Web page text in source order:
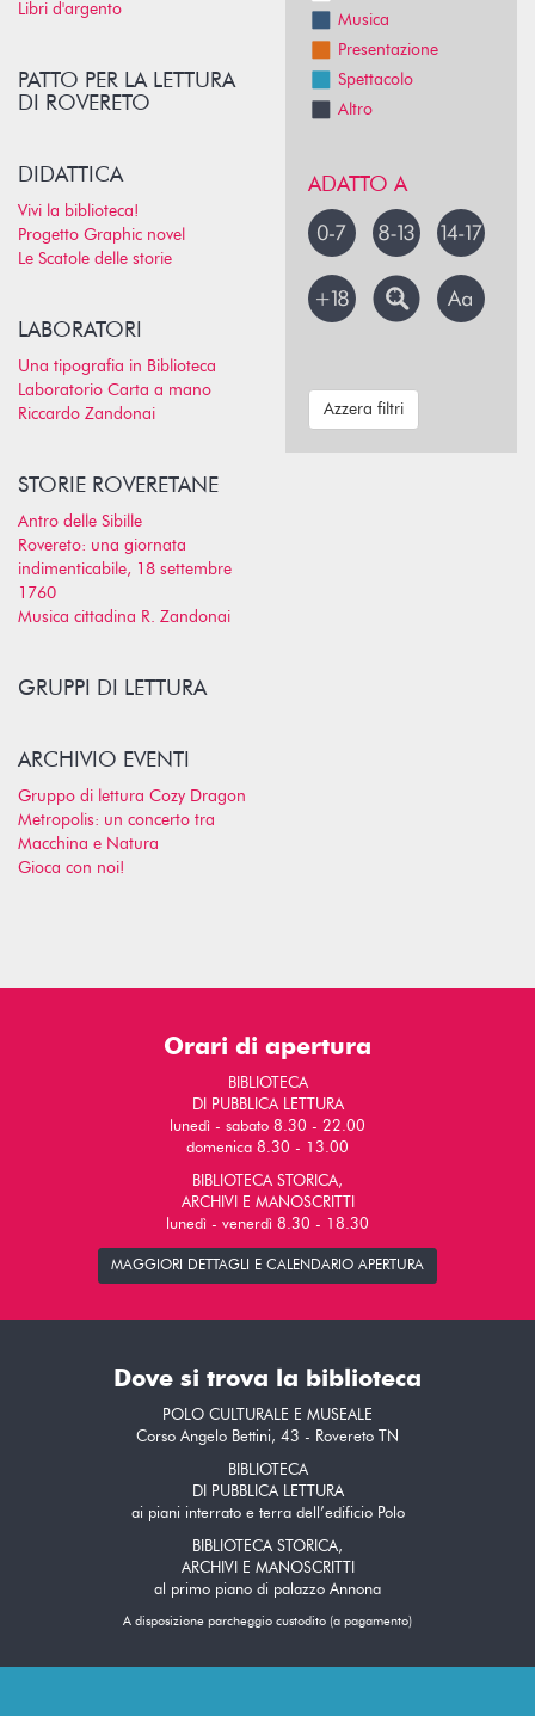
Libri d'argento
PATTO PER LA LETTURA
DI ROVERETO
DIDATTICA
Vivi la biblioteca!
Progetto Graphic novel
Le Scatole delle storie
LABORATORI
Una tipografia in Biblioteca
Laboratorio Carta a mano
Riccardo Zandonai
STORIE ROVERETANE
Antro delle Sibille
Rovereto: una giornata
indimenticabile, 18 settembre
1760
Musica cittadina R. Zandonai
GRUPPI DI LETTURA
ARCHIVIO EVENTI
Gruppo di lettura Cozy Dragon
Metropolis: un concerto tra
Macchina e Natura
Gioca con noi!
Musica
Presentazione
Spettacolo
Altro
ADATTO A
Azzera filtri
Orari di apertura
BIBLIOTECA
DI PUBBLICA LETTURA
lunedì - sabato 8.30 - 22.00
domenica 8.30 - 13.00
BIBLIOTECA STORICA,
ARCHIVI E MANOSCRITTI
lunedì - venerdì 8.30 - 18.30
MAGGIORI DETTAGLI E CALENDARIO APERTURA
Dove si trova la biblioteca
POLO CULTURALE E MUSEALE
Corso Angelo Bettini, 43 - Rovereto TN
BIBLIOTECA
DI PUBBLICA LETTURA
ai piani interrato e terra dell’edificio Polo
BIBLIOTECA STORICA,
ARCHIVI E MANOSCRITTI
al primo piano di palazzo Annona
A disposizione parcheggio custodito (a pagamento)